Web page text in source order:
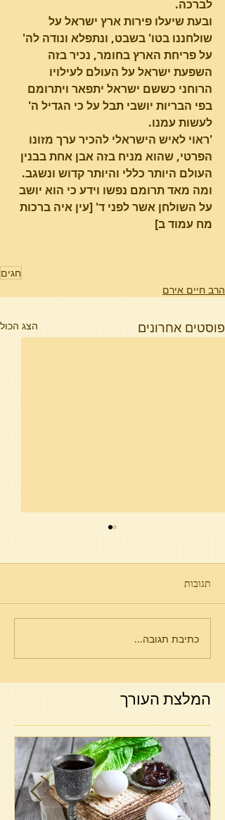
לברכה.
ובעת שיעלו פירות ארץ ישראל על
שולחננו בטו' בשבט, ונתפלא ונודה לה'
על פריחת הארץ בחומר, נכיר בזה
השפעת ישראל על העולם לעילויו
הרוחני כששם ישראל יתפאר ויתרומם
בפי הבריות יושבי תבל על כי הגדיל ה'
לעשות עמנו.
'ראוי לאיש הישראלי להכיר ערך מזונו
הפרטי, שהוא מניח בזה אבן אחת בבנין
העולם היותר כללי והיותר קדוש ונשגב.
ומה מאד תרומם נפשו וידע כי הוא יושב
על השולחן אשר לפני ד' [עין איה ברכות
מח עמוד ב]
חגים
הרב חיים אירם
פוסטים אחרונים הצג הכול
יום ירושליםתגובות
כתיבת תגובה...
המלצת העורך